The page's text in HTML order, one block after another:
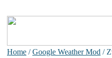
Home /Google Weather Mod /